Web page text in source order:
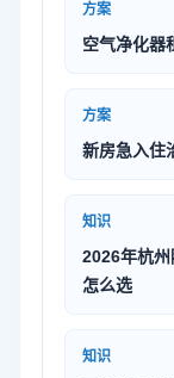
方案
空气净化器
方案
新房急入住
知识
2026年杭
怎么选
知识